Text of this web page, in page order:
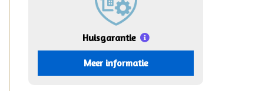
Huisgarantie
Meer informatie